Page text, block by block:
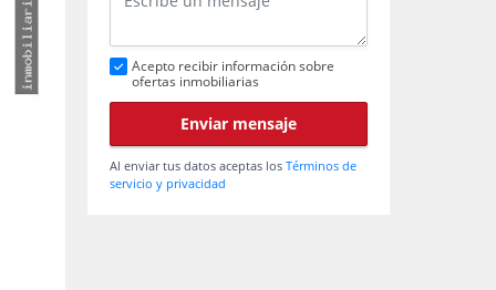
Acepto recibir información sobre
ofertas inmobiliarias
Enviar mensaje
Al enviar tus datos aceptas los Términos de
servicio y privacidad